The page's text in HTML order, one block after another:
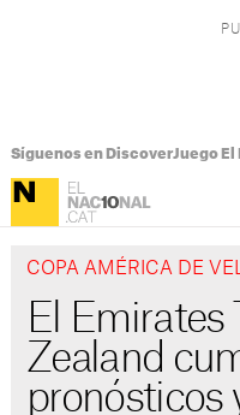
Síguenos en DiscoverJuego El
COPA AMÉRICA DE
El Emirates
Zealand
pronósticos